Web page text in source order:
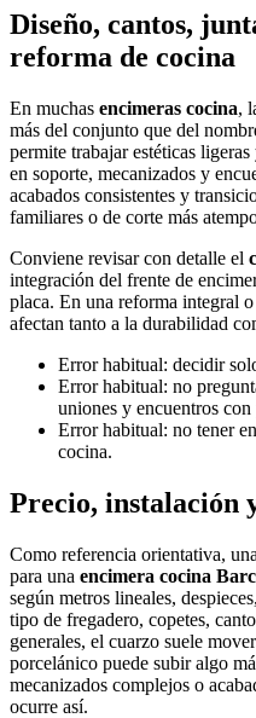
Diseño, cantos,
reforma de cocina
En muchas encimeras cocina,
más del conjunto que del
permite trabajar estéticas
en soporte, mecanizados y
acabados consistentes y
familiares o de corte más
Conviene revisar con detalle el
integración del frente de
placa. En una reforma integral
afectan tanto a la durabilidad
Error habitual: decidir
Error habitual: no
uniones y encuentros con
Error habitual: no tener
cocina.
Precio, instalación
Como referencia orientativa,
para una encimera cocina
según metros lineales,
tipo de fregadero, copetes,
generales, el cuarzo suele
porcelánico puede subir algo
mecanizados complejos o
ocurre así.